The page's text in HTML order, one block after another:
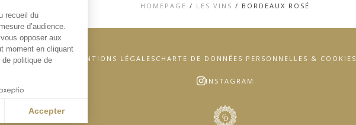
HOMEPAGE / LES VINS / BORDEAUX ROSÉ
CONTACT MENTIONS LÉGALES CHARTE DE DONNÉES PERSONNELLES & COOKIES
INSTAGRAM
recueil du
d’audience.
opposer aux
moment en cliquant
politique de
Accepter